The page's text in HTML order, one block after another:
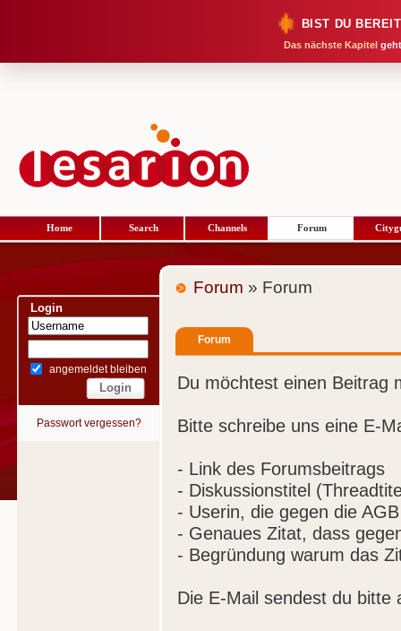
BIST DU
Das nächste Kapitel
Home Search Channels Forum
Login
angemeldet bleiben
Passwort vergessen?
Forum » Forum
Forum
Du möchtest einen Beitrag
Bitte schreibe uns eine E-
- Link des Forumsbeitrags
- Diskussionstitel
- Userin, die gegen die
- Genaues Zitat, dass
- Begründung warum das
Die E-Mail sendest du bitte